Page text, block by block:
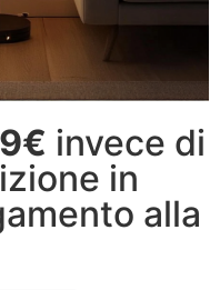
invece di
in
alla